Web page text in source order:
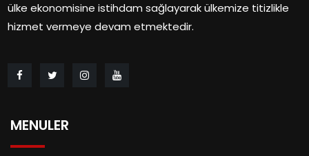
ülke ekonomisine istihdam sağlayarak ülkemize titizlikle
hizmet vermeye devam etmektedir.
MENULER